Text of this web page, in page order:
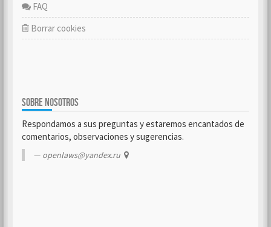
FAQ
Borrar cookies
SOBRE NOSOTROS
Respondamos a sus preguntas y estaremos encantados de
comentarios, observaciones y sugerencias.
openlaws@yandex.ru